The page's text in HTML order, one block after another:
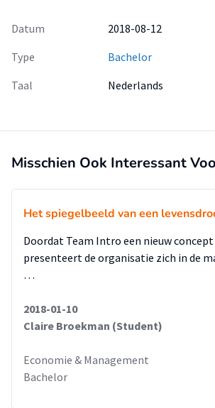
Datum
2018-08-12
Type
Bachelor
Taal
Nederlands
Misschien Ook Interessant
Het spiegelbeeld van een
Doordat Team Intro een nieuw
presenteert de organisatie zich in de
…
2018-01-10
Claire Broekman (Student)
Economie & Management
Bachelor